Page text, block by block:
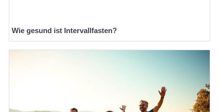
Wie gesund ist Intervallfasten?